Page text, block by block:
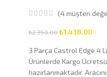
(4müşteri
₺2.350,00₺1.438,00
3 Parça Castrol Edge 4
Ürünlerde Kargo
hazırlanmaktadır.